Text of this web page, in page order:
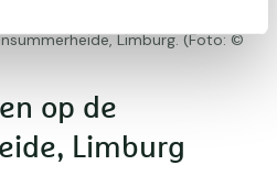
Limburg. (Foto: ©
op de
Limburg